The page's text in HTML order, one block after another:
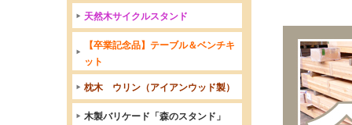
天然木サイクルスタンド
【卒業記念品】テーブル＆ベンチキ
ット
枕木 ウリン（アイアンウッド製）
木製バリケード「森のスタンド」